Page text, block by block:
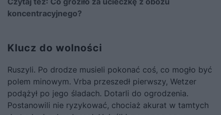
koncentracyjnego?
Klucz do wolności
Ruszyli. Po drodze musieli pokonać coś, co mogło być
polem minowym. Vrba przeszedł pierwszy, Wetzer
podążył po jego śladach. Dotarli do ogrodzenia.
Postanowili nie ryzykować, chociaż akurat w tamtych